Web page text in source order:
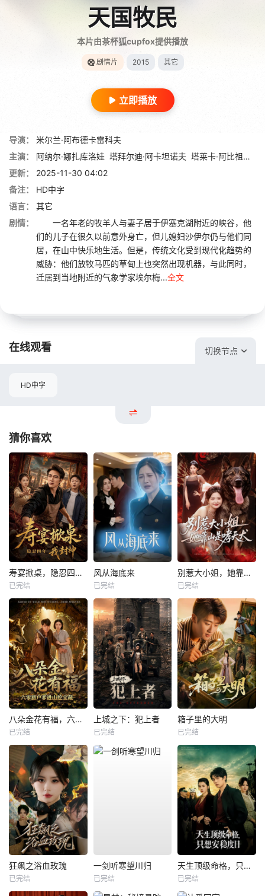
天国牧民
本片由茶杯狐cupfox提供播放
剧情片 2015 其它
立即播放
导演：
米尔兰·阿布德卡雷科夫
主演：
阿纳尔·娜扎库洛娃 塔拜尔迪·阿卡坦诺夫 塔莱卡·阿比祖巴
更新：
2025-11-30 04:02
备注：
HD中字
语言：
其它
剧情：
一名年老的牧羊人与妻子居于伊塞克湖附近的峡谷，他
们的儿子在很久以前意外身亡，但儿媳妇沙伊尔仍与他们同
居，在山中快乐地生活。但是，传统文化受到现代化趋势的
威胁：他们放牧马匹的草甸上也突然出现机器，与此同时，
迁居到当地附近的气象学家埃尔梅...全文
在线观看 切换节点
HD中字
猜你喜欢
寿宴掀桌，隐忍四年我封神
已完结
风从海底来
已完结
别惹大小姐，她靠山是哮天犬
已完结
八朵金花有福，六零猎户爹进山挖宝藏
已完结
上城之下：犯上者
已完结
箱子里的大明
已完结
狂飙之浴血玫瑰
已完结
一剑听寒望川归
已完结
天生顶级命格，只想安稳度日
已完结